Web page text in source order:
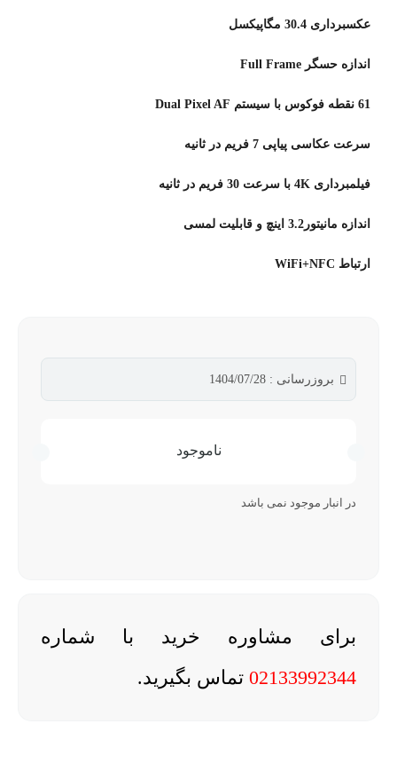
عکسبرداری 30.4 مگاپیکسل
اندازه حسگر Full Frame
61 نقطه فوکوس با سیستم Dual Pixel AF
سرعت عکاسی پیاپی 7 فریم در ثانیه
فیلمبرداری 4K با سرعت 30 فریم در ثانیه
اندازه مانیتور3.2 اینچ و قابلیت لمسی
ارتباط WiFi+NFC
بروزرسانی : 1404/07/28
ناموجود
در انبار موجود نمی باشد
برای مشاوره خرید با شماره
02133992344 تماس بگیرید.